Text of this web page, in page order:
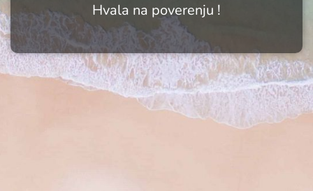
Hvala na poverenju !